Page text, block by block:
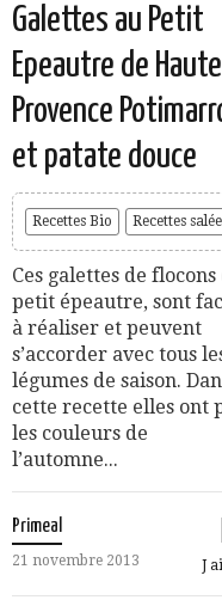
Galettes au Petit
Epeautre de Haute
Provence
et patate douce
Recettes Bio Recettes
Ces galettes de flocons
petit épeautre, sont
à réaliser et peuvent
s’accorder avec tous
légumes de saison.
cette recette elles ont
les couleurs de
l’automne...
Primeal
21 novembre 2013 J